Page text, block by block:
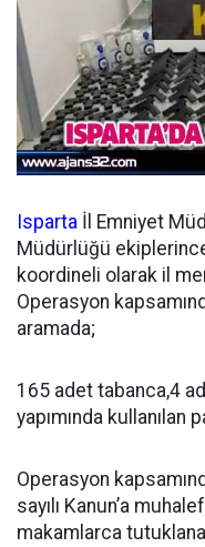
Isparta İl Emniyet
Müdürlüğü
koordineli olarak il
Operasyon
aramada;
165 adet tabanca,4
yapımında kullanılan
Operasyon
sayılı Kanun’a
makamlarca